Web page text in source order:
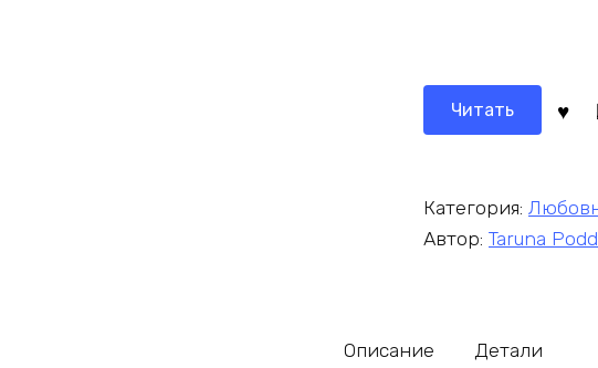
Читать
Категория:
Автор: Taruna
Описание Детали